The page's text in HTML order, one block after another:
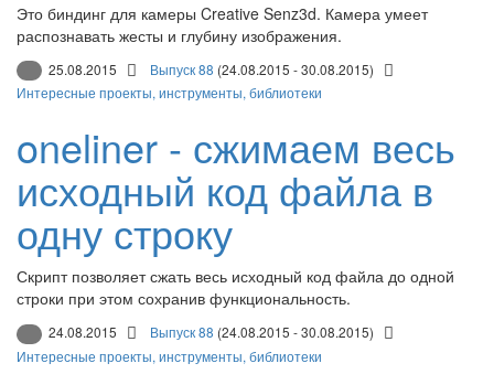
Это биндинг для камеры Creative Senz3d. Камера умеет
распознавать жесты и глубину изображения.
25.08.2015 Выпуск 88 (24.08.2015 - 30.08.2015)
Интересные проекты, инструменты, библиотеки
oneliner - сжимаем весь
исходный код файла в
одну строку
Скрипт позволяет сжать весь исходный код файла до одной
строки при этом сохранив функциональность.
24.08.2015 Выпуск 88 (24.08.2015 - 30.08.2015)
Интересные проекты, инструменты, библиотеки